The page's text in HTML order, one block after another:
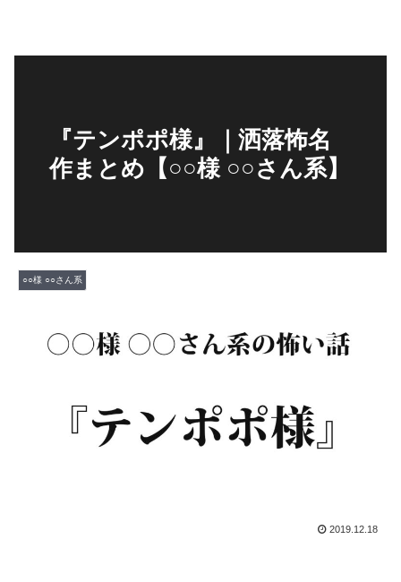
『テンポポ様』｜洒落怖名
作まとめ【○○様 ○○さん系】
○○様 ○○さん系
2019.12.18